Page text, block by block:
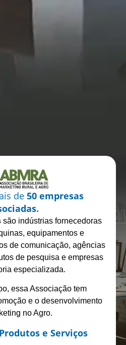
de 50 empresas
são indústrias fornecedoras
equipamentos e
de comunicação, agências
de pesquisa e empresas
especializada.
essa Associação tem
e o desenvolvimento
no Agro.
e Serviços